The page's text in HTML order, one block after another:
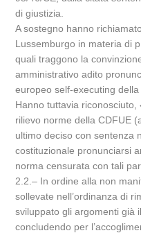
di giustizia.
A sostegno hanno
Lussemburgo in materia di
quali traggono la
amministrativo adito
europeo self-executing della
Hanno tuttavia
rilievo norme della CDFUE
ultimo deciso con sentenza
costituzionale pronunciarsi
norma censurata con tali
2.2.– In ordine alla non
sollevate nell’ordinanza di
sviluppato gli argomenti già
concludendo per